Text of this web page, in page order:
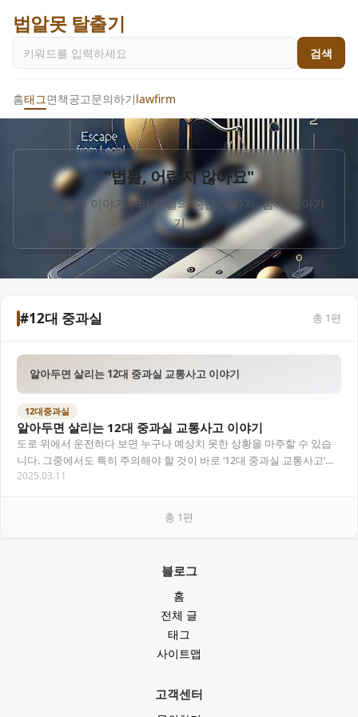
법알못 탈출기
검색
홈태그면책공고문의하기lawfirm
"법률, 어렵지 않아요"
일상 속 법 이야기부터 판결의 숨은 뜻까지, 함께 알아가
기
#12대 중과실 총 1편
알아두면 살리는 12대 중과실 교통사고 이야기
12대중과실
알아두면 살리는 12대 중과실 교통사고 이야기
도로 위에서 운전하다 보면 누구나 예상치 못한 상황을 마주할 수 있습
니다. 그중에서도 특히 주의해야 할 것이 바로 ‘12대 중과실 교통사고’인
데요. 이건 단순한 실수로 끝나는 게…
2025.03.11
총 1편
블로그
홈
전체 글
태그
사이트맵
고객센터